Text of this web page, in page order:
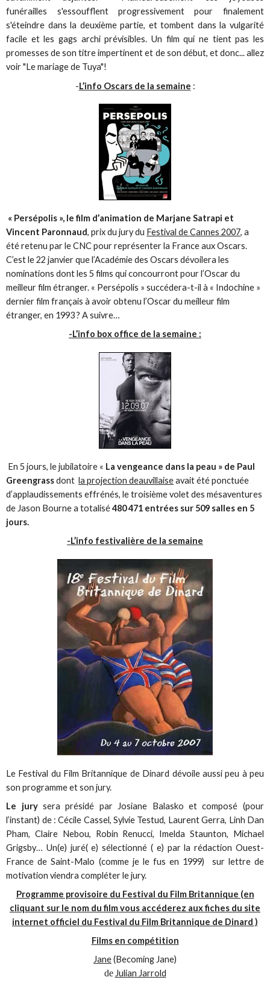
funérailles s'essoufflent progressivement pour finalement
s'éteindre dans la deuxième partie, et tombent dans la vulgarité
facile et les gags archi prévisibles. Un film qui ne tient pas les
promesses de son titre impertinent et de son début, et donc... allez
voir "Le mariage de Tuya"!
-L’info Oscars de la semaine :
« Persépolis », le film d’animation de Marjane Satrapi et
Vincent Paronnaud, prix du jury du Festival de Cannes 2007, a
été retenu par le CNC pour représenter la France aux Oscars.
C’est le 22 janvier que l’Académie des Oscars dévoilera les
nominations dont les 5 films qui concourront pour l’Oscar du
meilleur film étranger. « Persépolis » succédera-t-il à « Indochine »
dernier film français à avoir obtenu l’Oscar du meilleur film
étranger, en 1993 ? A suivre…
-L’info box office de la semaine :
En 5 jours, le jubilatoire « La vengeance dans la peau » de Paul
Greengrassdontla projection deauvillaiseavait été ponctuée
d’applaudissements effrénés, le troisième volet des mésaventures
de Jason Bourne a totalisé480 471 entrées sur 509 salles en 5
jours.
-L’info festivalière de la semaine
Le Festival du Film Britannique de Dinard dévoile aussi peu à peu
son programme et son jury.
Le jurysera présidé par Josiane Balasko et composé (pour
l’instant) de : Cécile Cassel, Sylvie Testud, Laurent Gerra, Linh Dan
Pham, Claire Nebou, Robin Renucci, Imelda Staunton, Michael
Grigsby… Un(e) juré( e) sélectionné ( e) par la rédaction Ouest-
France de Saint-Malo (comme je le fus en 1999) sur lettre de
motivation viendra compléter le jury.
Programme provisoire du Festival du Film Britannique (en
cliquant sur le nom du film vous accéderez aux fiches du site
internet officiel du Festival du Film Britannique de Dinard )
Films en compétition
Jane(Becoming Jane)
de Julian Jarrold